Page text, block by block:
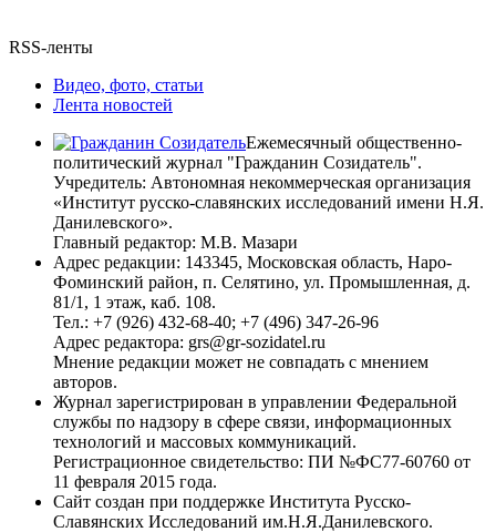
RSS-ленты
Видео, фото, статьи
Лента новостей
Ежемесячный общественно-
политический журнал "Гражданин Созидатель".
Учредитель: Автономная некоммерческая организация
«Институт русско-славянских исследований имени Н.Я.
Данилевского».
Главный редактор: М.В. Мазари
Адрес редакции: 143345, Московская область, Наро-
Фоминский район, п. Селятино, ул. Промышленная, д.
81/1, 1 этаж, каб. 108.
Тел.: +7 (926) 432-68-40; +7 (496) 347-26-96
Адрес редактора: grs@gr-sozidatel.ru
Мнение редакции может не совпадать с мнением
авторов.
Журнал зарегистрирован в управлении Федеральной
службы по надзору в сфере связи, информационных
технологий и массовых коммуникаций.
Регистрационное свидетельство: ПИ №ФС77-60760 от
11 февраля 2015 года.
Сайт создан при поддержке Института Русско-
Славянских Исследований им.Н.Я.Данилевского.